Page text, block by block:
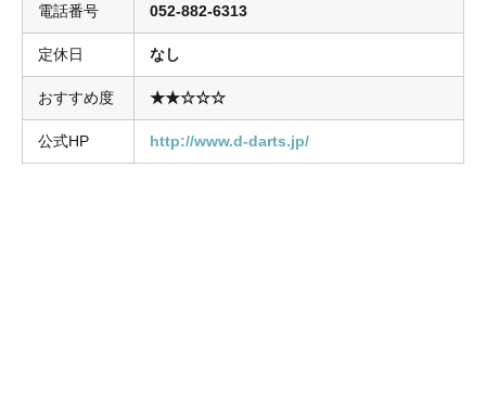
電話番号 052-882-6313
定休日 なし
おすすめ度 ★★☆☆☆
公式HP http://www.d-darts.jp/